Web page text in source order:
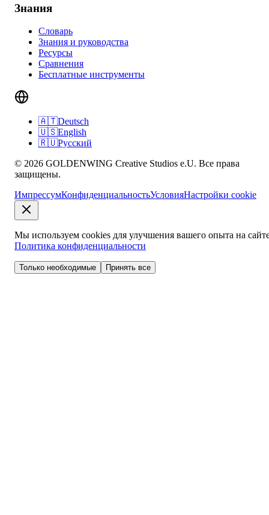
Знания
Словарь
Знания и руководства
Ресурсы
Сравнения
Бесплатные инструменты
🇦🇹Deutsch
🇺🇸English
🇷🇺Русский
© 2026 GOLDENWING Creative Studios e.U. Все права
защищены.
ИмпрессумКонфиденциальностьУсловияНастройки cookie
Мы используем cookies для улучшения вашего опыта на
Политика конфиденциальности
Только необходимые Принять все